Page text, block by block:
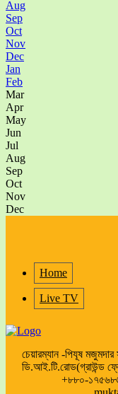
Aug
Sep
Oct
Nov
Dec
Jan
Feb
Mar
Apr
May
Jun
Jul
Aug
Sep
Oct
Nov
Dec
Home
Live TV
চেয়ারম্যান -পিযূষ
ডি.আই.টি.রোড(গ্রাউন্ড
+৮৮০-